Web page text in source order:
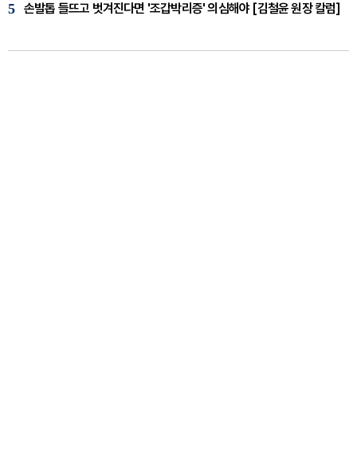
5 손발톱 들뜨고 벗겨진다면 '조갑박리증' 의심해야 [김철윤 원장 칼럼]